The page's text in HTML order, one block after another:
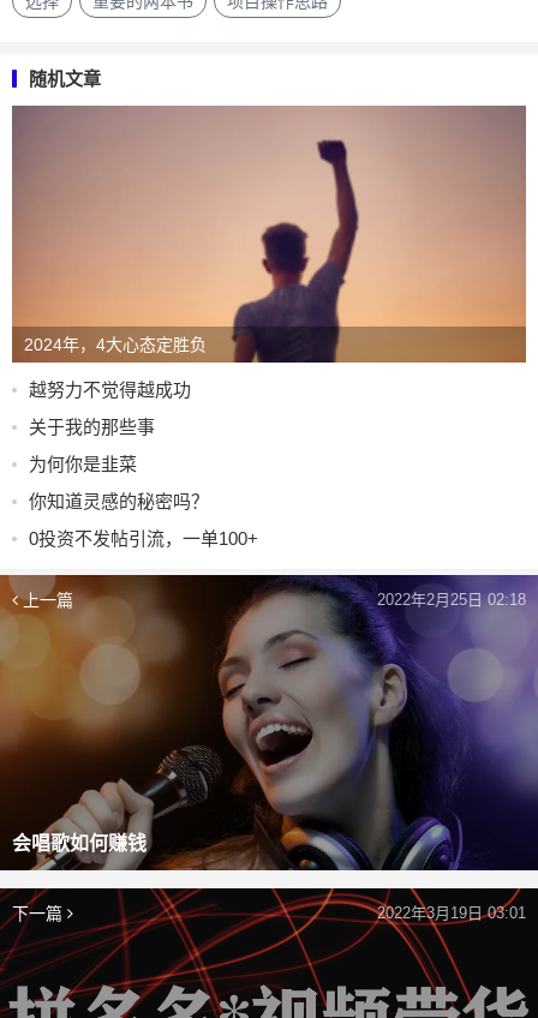
随机文章
2024年，4大心态定胜负
越努力不觉得越成功
关于我的那些事
为何你是韭菜
你知道灵感的秘密吗？
0投资不发帖引流，一单100+
上一篇
会唱歌如何赚钱
2022年2月25日 02:18
下一篇 2022年3月19日 03:01